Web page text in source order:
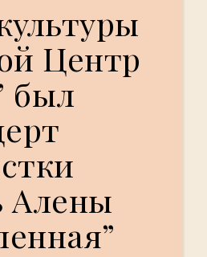
Центр
был
Алены